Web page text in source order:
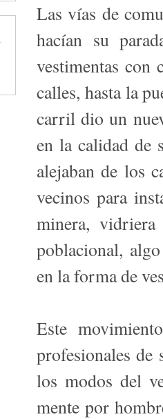
Las vías de
hacían su
vestimentas con
calles, hasta la
carril dio un
en la calidad de
alejaban de los
vecinos para
minera,
poblacional,
en la forma de
Este
profesionales de
los modos del
mente por